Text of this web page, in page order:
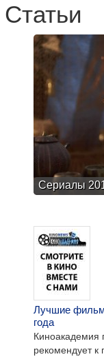
Статьи
Сериалы
Лучшие
года
Киноакадемия
рекомендует к